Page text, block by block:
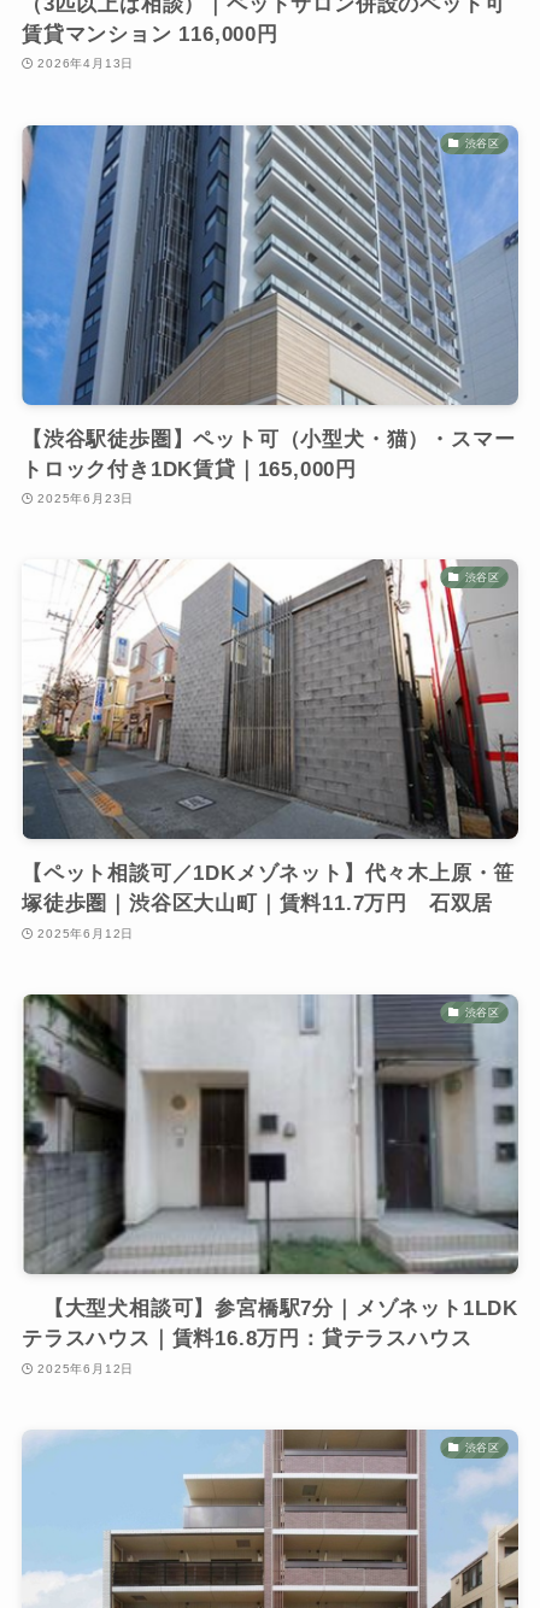
賃貸マンション 116,000円
2026年4月13日
渋谷区
【渋谷駅徒歩圏】ペット可（小型犬・猫）・スマー
トロック付き1DK賃貸｜165,000円
2025年6月23日
渋谷区
【ペット相談可／1DKメゾネット】代々木上原・笹
塚徒歩圏｜渋谷区大山町｜賃料11.7万円 石双居
2025年6月12日
渋谷区
【大型犬相談可】参宮橋駅7分｜メゾネット1LDK
テラスハウス｜賃料16.8万円：貸テラスハウス
2025年6月12日
渋谷区